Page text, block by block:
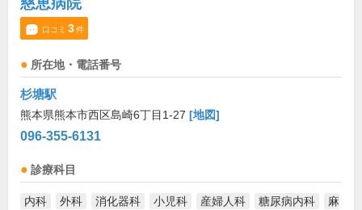
口コミ 3件
所在地・電話番号
杉塘駅
熊本県熊本市西区島崎6丁目1-27 [地図]
096-355-6131
診療科目
内科 外科 消化器科 小児科 産婦人科 糖尿病内科
麻